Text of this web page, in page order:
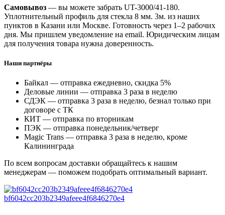
Самовывоз — вы можете забрать UT-3000/41-180.
Уплотнительный профиль для стекла 8 мм. 3м. из наших
пунктов в Казани или Москве. Готовность через 1–2 рабочих
дня. Мы пришлем уведомление на email. Юридическим лицам
для получения товара нужна доверенность.
Наши партнёры
Байкал — отправка ежедневно, скидка 5%
Деловые линии — отправка 3 раза в неделю
СДЭК — отправка 3 раза в неделю, безнал только при
договоре с ТК
КИТ — отправка по вторникам
ПЭК — отправка понедельник/четверг
Magic Trans — отправка 3 раза в неделю, кроме
Калининграда
По всем вопросам доставки обращайтесь к нашим
менеджерам — поможем подобрать оптимальный вариант.
bf6042cc203b2349afeee4f6846270e4